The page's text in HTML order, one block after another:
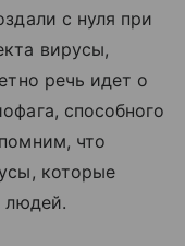
с нуля при
вирусы,
речь идет о
способного
что
которые
людей.